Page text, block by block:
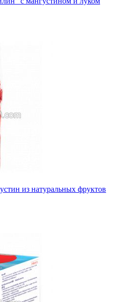
из натуральных фруктов